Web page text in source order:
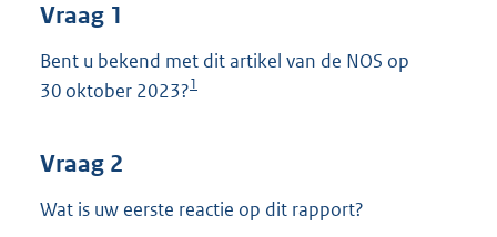
Vraag 1
Bent u bekend met dit artikel van de NOS op
30 oktober 2023?1
Vraag 2
Wat is uw eerste reactie op dit rapport?